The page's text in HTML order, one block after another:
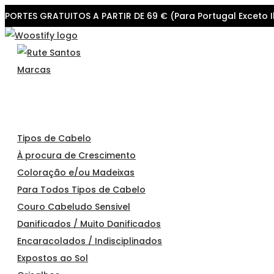
PORTES GRATUITOS A PARTIR DE 69 € (Para Portugal Exceto
Skip
navigation
Skip
content
Marcas
Tipos de Cabelo
À procura de Crescimento
Coloração e/ou Madeixas
Para Todos Tipos de Cabelo
Couro Cabeludo Sensivel
Danificados / Muito Danificados
Encaracolados / Indisciplinados
Expostos ao Sol